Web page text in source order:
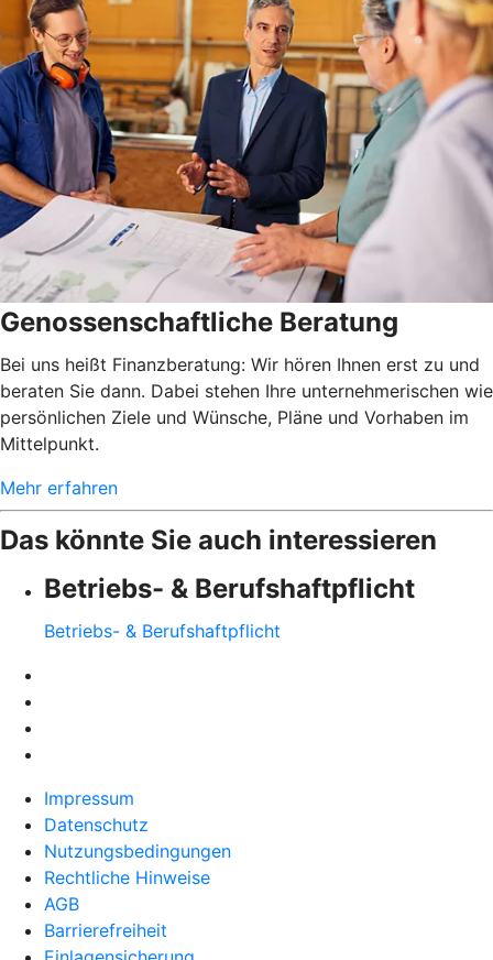
Genossenschaftliche Beratung
Bei uns heißt Finanzberatung: Wir hören Ihnen erst zu und
beraten Sie dann. Dabei stehen Ihre unternehmerischen wie
persönlichen Ziele und Wünsche, Pläne und Vorhaben im
Mittelpunkt.
Mehr erfahren
Das könnte Sie auch interessieren
Betriebs- & Berufshaftpflicht
Betriebs- & Berufshaftpflicht
Impressum
Datenschutz
Nutzungsbedingungen
Rechtliche Hinweise
AGB
Barrierefreiheit